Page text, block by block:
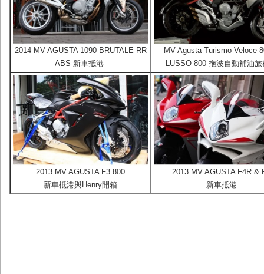
2014 MV AGUSTA 1090 BRUTALE RR
ABS 新車抵港
MV Agusta Turismo Veloce
LUSSO 800 拖波自動補油旅
2013 MV AGUSTA F3 800
新車抵港與Henry開箱
2013 MV AGUSTA F4R &
新車抵港